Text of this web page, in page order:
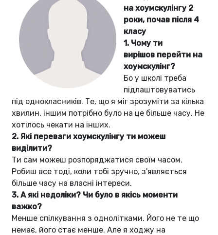
на хоумскулінгу 2
роки, почав після 4
класу
1. Чому ти
вирішов перейти на
хоумскулінг?
Бо у школі треба
підлаштовуватись
під однокласників. Те, що я міг зрозуміти за кілька
хвилин, іншим потрібно було на це більше часу. Не
хотілось чекати на інших.
2. Які переваги хоумскулінгу ти можеш
виділити?
Ти сам можеш розпоряджатися своїм часом.
Робиш все тоді, коли тобі зручно, з'являється
більше часу на власні інтереси.
3. А які недоліки? Чи було в якісь моменти
важко?
Менше спілкування з однолітками. Його не те що
немає, його стає менше. Але я ходжу на